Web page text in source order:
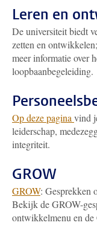
Leren en
De universiteit biedt
zetten en
meer informatie over
loopbaanbegeleiding.
Op deze pagina vind
leiderschap,
integriteit.
GROW
GROW: Gesprekken
Bekijk de GROW-
ontwikkelmenu en